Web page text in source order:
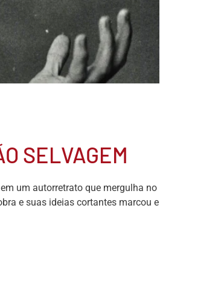
SELVAGEM
um autorretrato que mergulha no
e suas ideias cortantes marcou e